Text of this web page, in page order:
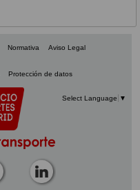
Normativa Aviso Legal
Protección de datos
Select Language ▼